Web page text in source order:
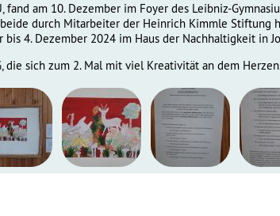
am 10. Dezember im Foyer des Leibniz-
durch Mitarbeiter der Heinrich Kimmle Stiftung
4. Dezember 2024 im Haus der Nachhaltigkeit in
die sich zum 2. Mal mit viel Kreativität an dem